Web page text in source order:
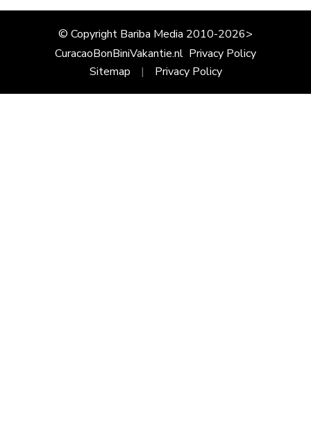
© Copyright Bariba Media 2010-2026>
CuracaoBonBiniVakantie.nl Privacy Policy
Sitemap
Privacy Policy